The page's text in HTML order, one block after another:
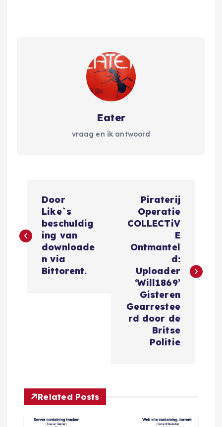
Eater
vraag en ik antwoord
r
a
v
Door
Like`s
beschuldig
ing van
downloade
n via
Bittorent.
Piraterij
Operatie
COLLECTiV
E
Ontmantel
d:
Uploader
‘Will1869’
Gisteren
Gearrestee
rd door de
Britse
Politie
Related Posts